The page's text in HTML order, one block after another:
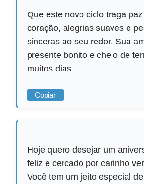
Que este novo ciclo traga
coração, alegrias suaves e
sinceras ao seu redor. Sua
presente bonito e cheio de
muitos dias.
Copiar
Hoje quero desejar um
feliz e cercado por carinho
Você tem um jeito especial